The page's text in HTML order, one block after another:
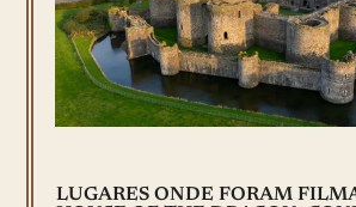
LUGARES ONDE FORAM